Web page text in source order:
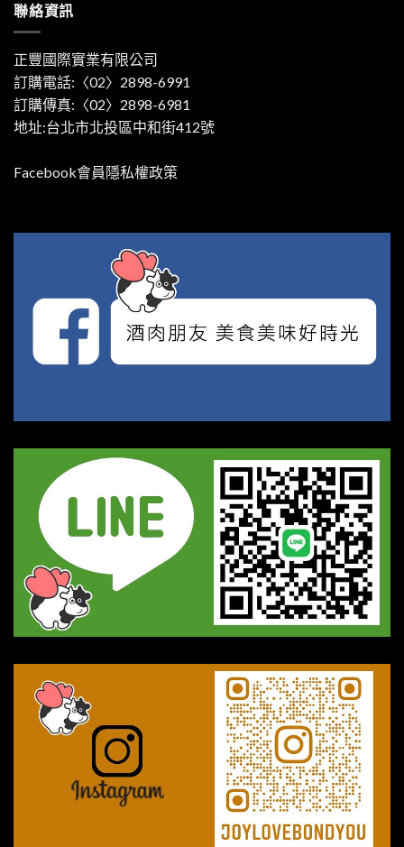
聯絡資訊
正豐國際實業有限公司
訂購電話:〈02〉2898-6991
訂購傳真:〈02〉2898-6981
地址:台北市北投區中和街412號
Facebook會員隱私權政策